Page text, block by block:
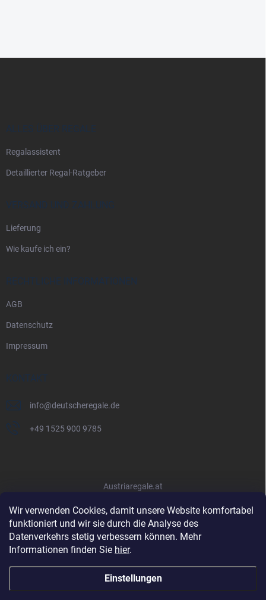
Wir verwenden Cookies, damit unsere Website komfortabel
funktioniert und wir sie durch die Analyse des
Datenverkehrs stetig verbessern können. Mehr
Informationen finden Sie hier.
Einstellungen
ALLES ÜBER REGALE
Regalassistent
Detaillierter Regal-Ratgeber
VERSAND UND ZAHLUNG
Lieferung
Wie kaufe ich ein?
RECHTLICHE INFORMATIONEN
AGB
Datenschutz
Impressum
KONTAKT
info@deutscheregale.de
+49 1525 900 9785
Austriaregale.at